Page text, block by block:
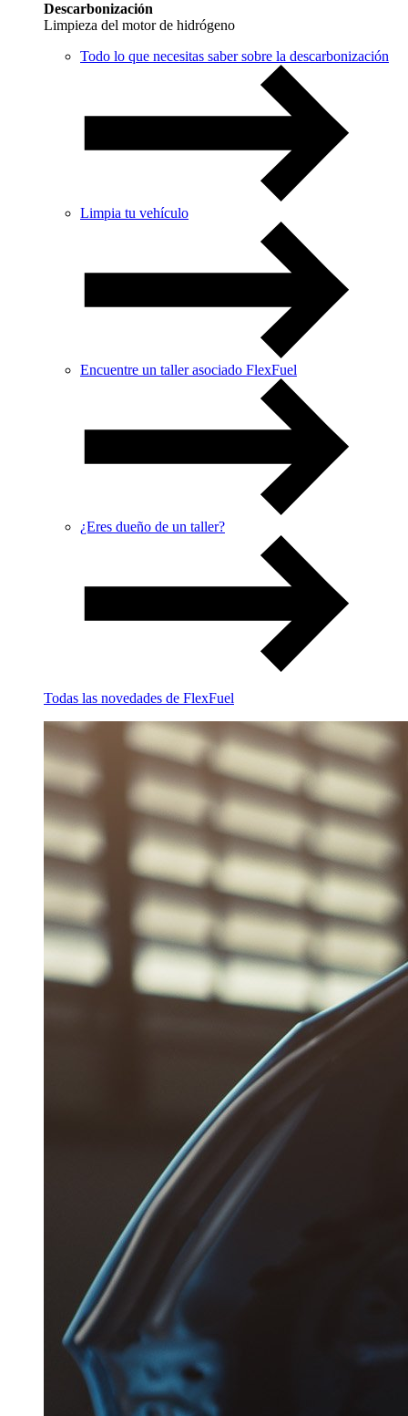
Descarbonización
Limpieza del motor de hidrógeno
Todo lo que necesitas saber sobre la descarbonización
Limpia tu vehículo
Encuentre un taller asociado FlexFuel
¿Eres dueño de un taller?
Todas las novedades de FlexFuel